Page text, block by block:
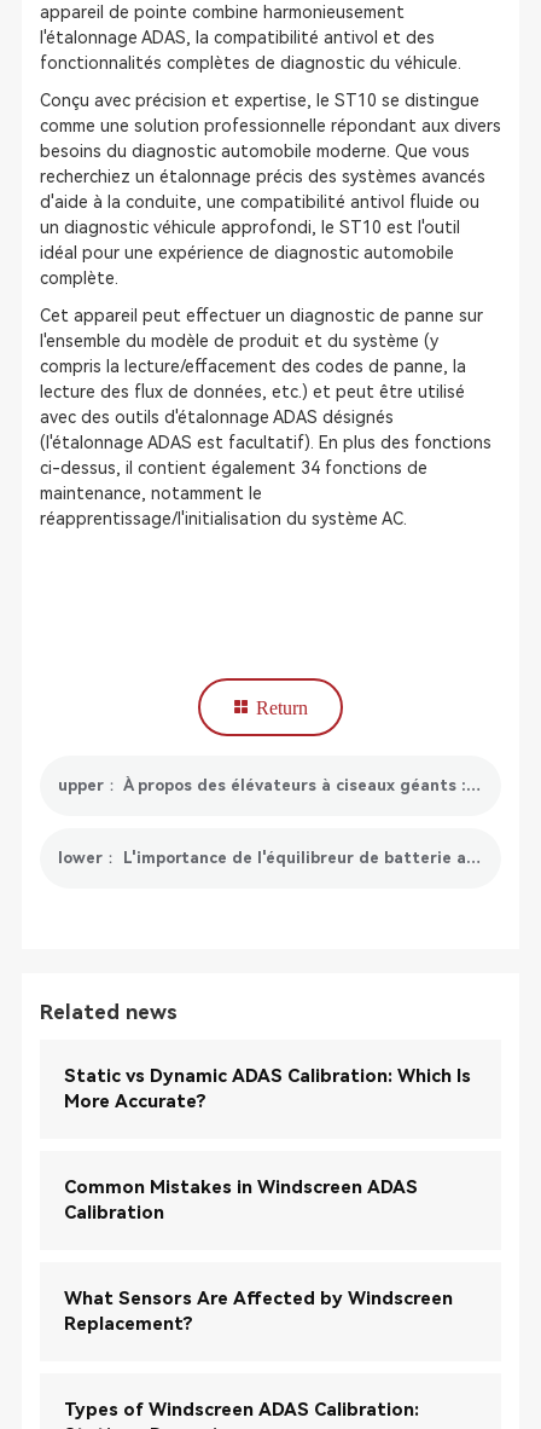
appareil de pointe combine harmonieusement
l'étalonnage ADAS, la compatibilité antivol et des
fonctionnalités complètes de diagnostic du véhicule.
Conçu avec précision et expertise, le ST10 se distingue
comme une solution professionnelle répondant aux divers
besoins du diagnostic automobile moderne. Que vous
recherchiez un étalonnage précis des systèmes avancés
d'aide à la conduite, une compatibilité antivol fluide ou
un diagnostic véhicule approfondi, le ST10 est l'outil
idéal pour une expérience de diagnostic automobile
complète.
Cet appareil peut effectuer un diagnostic de panne sur
l'ensemble du modèle de produit et du système (y
compris la lecture/effacement des codes de panne, la
lecture des flux de données, etc.) et peut être utilisé
avec des outils d'étalonnage ADAS désignés
(l'étalonnage ADAS est facultatif). En plus des fonctions
ci-dessus, il contient également 34 fonctions de
maintenance, notamment le
réapprentissage/l'initialisation du système AC.
Return
upper： À propos des élévateurs à ciseaux géants : tout ce que vous devez savoir
lower： L'importance de l'équilibreur de batterie au lithium
Related news
Static vs Dynamic ADAS Calibration: Which Is
More Accurate?
Common Mistakes in Windscreen ADAS
Calibration
What Sensors Are Affected by Windscreen
Replacement?
Types of Windscreen ADAS Calibration: